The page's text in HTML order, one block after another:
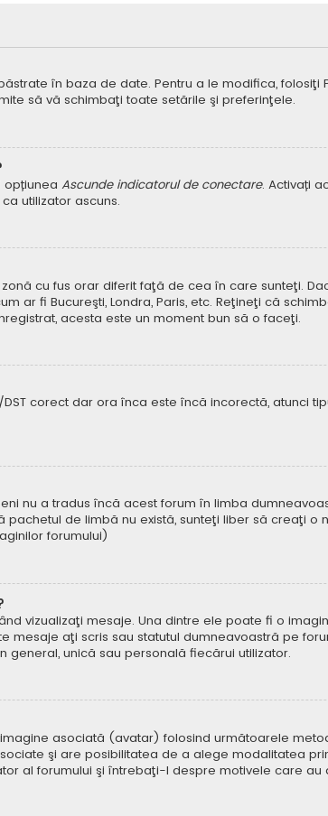
în baza de date. Pentru a le modifica, folosiţi
să vă schimbaţi toate setările şi preferinţele.
opțiunea Ascunde indicatorul de conectare. Activați
utilizator ascuns.
cu fus orar diferit faţă de cea în care sunteţi.
ar fi Bucureşti, Londra, Paris, etc. Reţineţi că
acesta este un moment bun să o faceţi.
corect dar ora înca este încă incorectă, atunci
nu a tradus încă acest forum în limba
de limbă nu există, sunteţi liber să creaţi
forumului)
vizualizaţi mesaje. Una dintre ele poate fi o
mesaje aţi scris sau statutul dumneavoastră pe
unică sau personală fiecărui utilizator.
asociată (avatar) folosind următoarele
şi are posibilitatea de a alege modalitatea
al forumului şi întrebaţi-l despre motivele care au